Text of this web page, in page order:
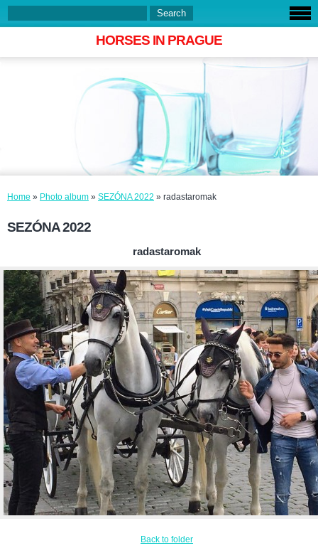
HORSES IN PRAGUE
Home » Photo album » SEZÓNA 2022 » radastaromak
SEZÓNA 2022
radastaromak
Back to folder